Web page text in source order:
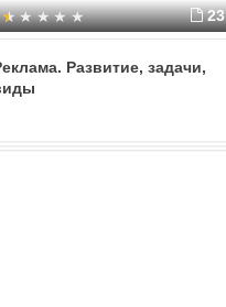
23
Развитие, задачи,